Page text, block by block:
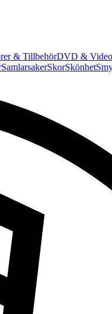
& TillbehörDVD &
SamlarsakerSkorSkönhet